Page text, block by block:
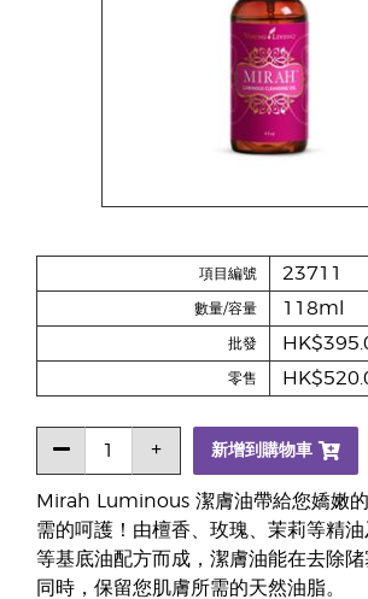
Mirah Luminous 潔膚油帶給您嬌嫩
需的呵護！由檀香、玫瑰、茉莉等精
等基底油配方而成，潔膚油能在去除
同時，保留您肌膚所需的天然油脂。
項目編號 23711
數量/容量 118ml
批發
零售
新增到購物車